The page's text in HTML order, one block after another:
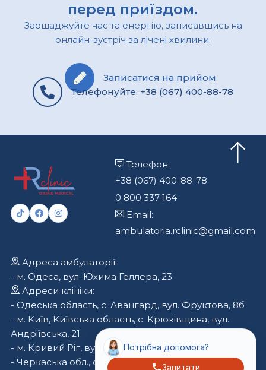
перед приїздом.
Заощаджуйте час та енергію, записавшись на
онлайн-зустріч за лічені хвилини.
Записатися на прийом
Телефонуйте: +38 (067) 400-88-78
Телефон:
+38 (067) 400-88-78
0 800 337 164
Email:
ambulatoria.rclinic@gmail.com
Адреса амбулаторії:
- м. Одеса, вул. Юхима Геллера, 23
Адреси клініки:
- Одеська область, с. Авангард, вул. Фруктова, 8б
- м. Київ, Київська область, с. Крюківщина, вул.
Андріївська, 21
- м. Кривий Ріг, вул. Криворіжсталі, 70
- Черкаська обл., с. Геронімівка, вул. Вернигори,
Потрібна допомога?
Запитати